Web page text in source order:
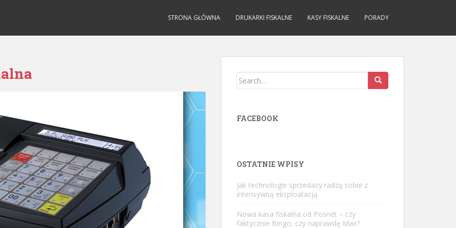
STRONA GŁÓWNA DRUKARKI FISKALNE KASY FISKALNE PORADY
Search
FACEBOOK
OSTATNIE WPISY
Jak technologie sprzedaży radzą sobie z
intensywną eksploatacją
Nowa kasa fiskalna od Posnet – czy
faktycznie Bingo, czy naprawdę Max?